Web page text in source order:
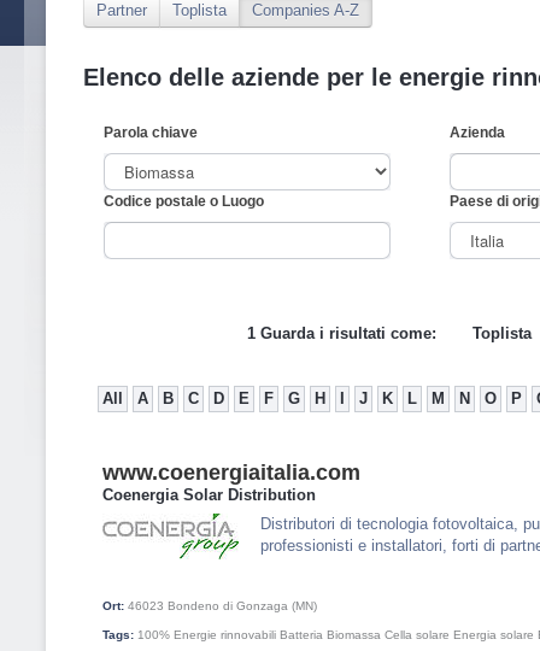
Partner Toplista Companies A-Z
Elenco delle aziende per le energie
Parola chiave Azienda
Codice postale o Luogo Paese di
1 Guarda i risultati come: Toplista
All A B C D E F G H J K L M N O P
www.coenergiaitalia.com
Coenergia Solar Distribution
Distributori di tecnologia fotovoltaica,
professionisti e installatori, forti di
Ort: 46023 Bondeno di Gonzaga (MN)
Tags: 100% Energie rinnovabili Batteria Biomassa Cella solare Energia solare